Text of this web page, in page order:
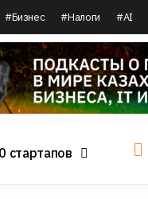
#Бизнес #Налоги #AI
стартапов